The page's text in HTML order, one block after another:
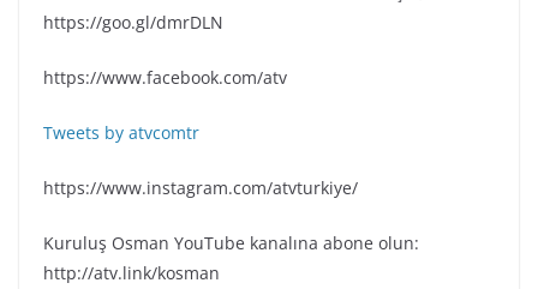
https://goo.gl/dmrDLN
https://www.facebook.com/atv
Tweets by atvcomtr
https://www.instagram.com/atvturkiye/
Kuruluş Osman YouTube kanalına abone olun:
http://atv.link/kosman